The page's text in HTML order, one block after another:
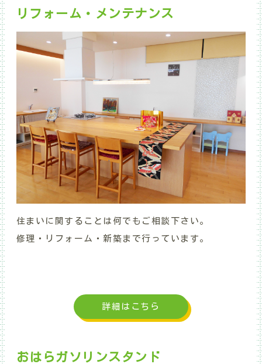
リフォーム・メンテナンス
住まいに関することは何でもご相談下さい。
修理・リフォーム・新築まで行っています。
詳細はこちら
おはらガソリンスタンド